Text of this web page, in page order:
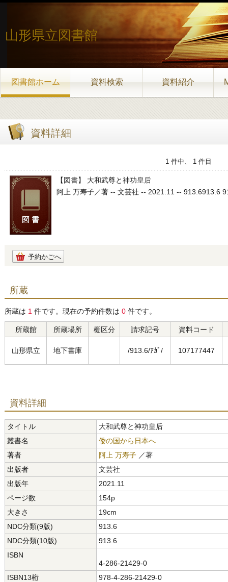
山形県立図書館
図書館ホーム 資料検索 資料紹介
資料詳細
1 件中、 1 件目
【図書】 大和武尊と神功皇后
阿上 万寿子／著 -- 文芸社 -- 2021.11 -- 913.6913.6
予約かごへ
所蔵
所蔵は 1 件です。現在の予約件数は 0 件です。
所蔵館 所蔵場所 棚区分 請求記号 資料コード
山形県立 地下書庫 /913.6/ｱｶﾞ/ 107177447
資料詳細
タイトル
大和武尊と神功皇后
叢書名
倭の国から日本へ
著者
阿上 万寿子 ／著
出版者
文芸社
出版年
2021.11
ページ数
154p
大きさ
19cm
NDC分類(9版)
913.6
NDC分類(10版)
913.6
ISBN
4-286-21429-0
ISBN13桁
978-4-286-21429-0